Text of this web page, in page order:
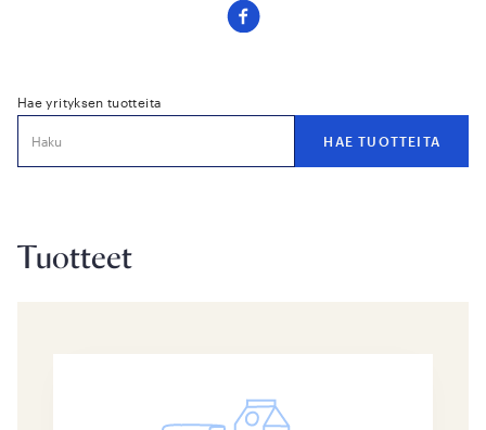
Seuraa
Hae yrityksen tuotteita
Tuotteet